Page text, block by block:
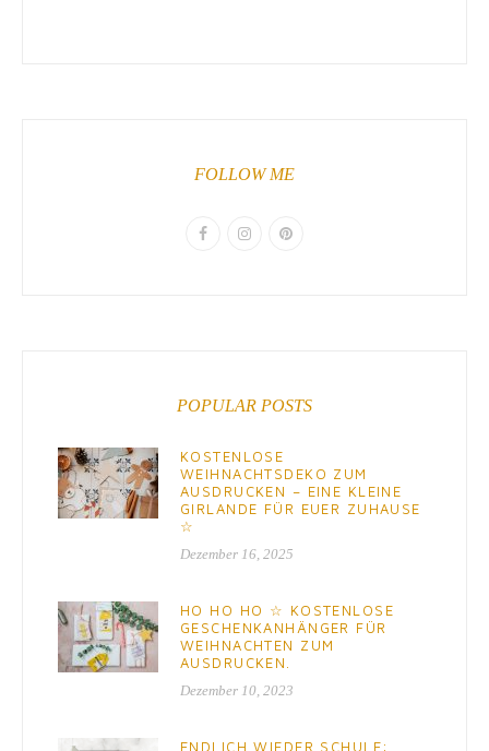
FOLLOW ME
POPULAR POSTS
KOSTENLOSE
WEIHNACHTSDEKO ZUM
AUSDRUCKEN – EINE KLEINE
GIRLANDE FÜR EUER ZUHAUSE
☆
Dezember 16, 2025
HO HO HO ☆ KOSTENLOSE
GESCHENKANHÄNGER FÜR
WEIHNACHTEN ZUM
AUSDRUCKEN.
Dezember 10, 2023
ENDLICH WIEDER SCHULE: